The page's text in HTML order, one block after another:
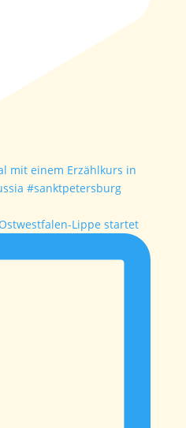
Lippe startet